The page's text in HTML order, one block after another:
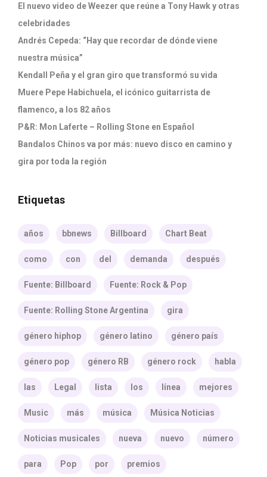
El nuevo video de Weezer que reúne a Tony Hawk y otras
celebridades
Andrés Cepeda: “Hay que recordar de dónde viene
nuestra música”
Kendall Peña y el gran giro que transformó su vida
Muere Pepe Habichuela, el icónico guitarrista de
flamenco, a los 82 años
P&R: Mon Laferte – Rolling Stone en Español
Bandalos Chinos va por más: nuevo disco en camino y
gira por toda la región
Etiquetas
años bbnews Billboard Chart Beat
como con del demanda después
Fuente: Billboard Fuente: Rock & Pop
Fuente: Rolling Stone Argentina gira
género hiphop género latino género país
género pop género RB género rock habla
las Legal lista los línea mejores
Music más música Música Noticias
Noticias musicales nueva nuevo número
para Pop por premios